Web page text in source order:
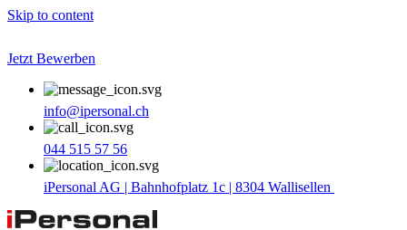
Skip to content
Jetzt Bewerben
info@ipersonal.ch
044 515 57 56
iPersonal AG | Bahnhofplatz 1c | 8304 Wallisellen